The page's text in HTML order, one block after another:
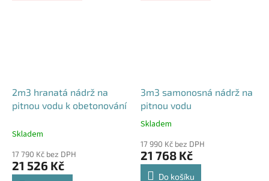
2m3 hranatá nádrž na
pitnou vodu k obetonování
Skladem
17 790 Kč bez DPH
21 526 Kč
3m3 samonosná nádrž na
pitnou vodu
Průměrné
produktu
je
5,0
Skladem
17 990 Kč bez DPH
21 768 Kč
Do košíku